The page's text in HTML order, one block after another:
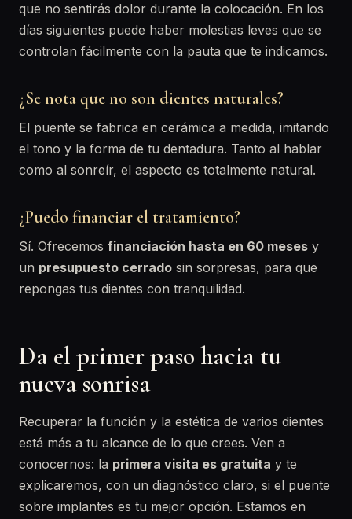
que no sentirás dolor durante la colocación. En los
días siguientes puede haber molestias leves que se
controlan fácilmente con la pauta que te indicamos.
¿Se nota que no son dientes naturales?
El puente se fabrica en cerámica a medida, imitando
el tono y la forma de tu dentadura. Tanto al hablar
como al sonreír, el aspecto es totalmente natural.
¿Puedo financiar el tratamiento?
Sí. Ofrecemos financiación hasta en 60 meses y
un presupuesto cerrado sin sorpresas, para que
repongas tus dientes con tranquilidad.
Da el primer paso hacia tu
nueva sonrisa
Recuperar la función y la estética de varios dientes
está más a tu alcance de lo que crees. Ven a
conocernos: la primera visita es gratuita y te
explicaremos, con un diagnóstico claro, si el puente
sobre implantes es tu mejor opción. Estamos en